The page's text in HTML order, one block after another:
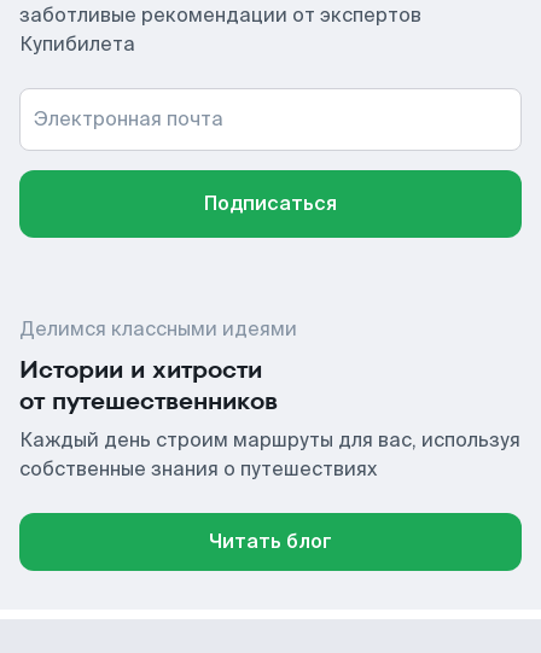
заботливые рекомендации от экспертов
Купибилета
Электронная почта
Подписаться
Делимся классными идеями
Истории и хитрости
от путешественников
Каждый день строим маршруты для вас, используя
собственные знания о путешествиях
Читать блог